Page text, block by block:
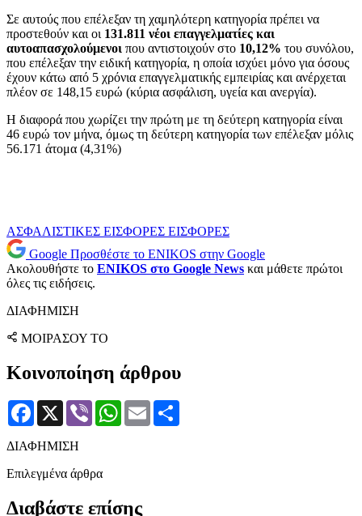
Σε αυτούς που επέλεξαν τη χαμηλότερη κατηγορία πρέπει να
προστεθούν και οι 131.811 νέοι επαγγελματίες και
αυτοαπασχολούμενοι που αντιστοιχούν στο 10,12% του συνόλου,
που επέλεξαν την ειδική κατηγορία, η οποία ισχύει μόνο για όσους
έχουν κάτω από 5 χρόνια επαγγελματικής εμπειρίας και ανέρχεται
πλέον σε 148,15 ευρώ (κύρια ασφάλιση, υγεία και ανεργία).
Η διαφορά που χωρίζει την πρώτη με τη δεύτερη κατηγορία είναι
46 ευρώ τον μήνα, όμως τη δεύτερη κατηγορία των επέλεξαν μόλις
56.171 άτομα (4,31%)
ΑΣΦΑΛΙΣΤΙΚΕΣ ΕΙΣΦΟΡΕΣ ΕΙΣΦΟΡΕΣ
Google Προσθέστε το ENIKOS στην Google
Ακολουθήστε το ENIKOS στο Google News και μάθετε πρώτοι
όλες τις ειδήσεις.
ΔΙΑΦΗΜΙΣΗ
ΜΟΙΡΑΣΟΥ ΤΟ
Κοινοποίηση άρθρου
Facebook
X Viber WhatsApp
Email
ΔΙΑΦΗΜΙΣΗ
Επιλεγμένα άρθρα
Διαβάστε επίσης